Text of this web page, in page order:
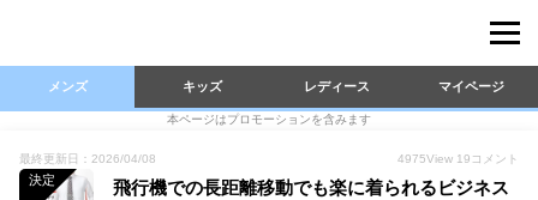
メンズ キッズ レディース マイページ
本ページはプロモーションを含みます
最終更新日：2026/04/08 4975View 19 コメント
決定
飛行機での長距離移動でも楽に着られるビジネス